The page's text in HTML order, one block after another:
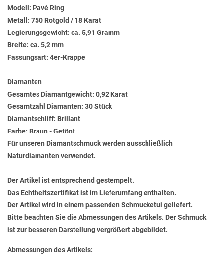
Modell: Pavé Ring
Metall: 750 Rotgold / 18 Karat
Legierungsgewicht: ca. 5,91 Gramm
Breite: ca. 5,2 mm
Fassungsart: 4er-Krappe
Diamanten
Gesamtes Diamantgewicht: 0,92 Karat
Gesamtzahl Diamanten: 30 Stück
Diamantschliff: Brillant
Farbe: Braun - Getönt
Für unseren Diamantschmuck werden ausschließlich
Naturdiamanten verwendet.
Der Artikel ist entsprechend gestempelt.
Das Echtheitszertifikat ist im Lieferumfang enthalten.
Der Artikel wird in einem passenden Schmucketui geliefert.
Bitte beachten Sie die Abmessungen des Artikels. Der Schmuck
ist zur besseren Darstellung vergrößert abgebildet.
Abmessungen des Artikels: